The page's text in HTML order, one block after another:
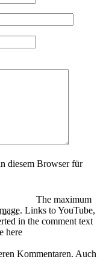
diesem Browser für
The maximum
. Links to YouTube,
in the comment text
here
Kommentaren. Auch